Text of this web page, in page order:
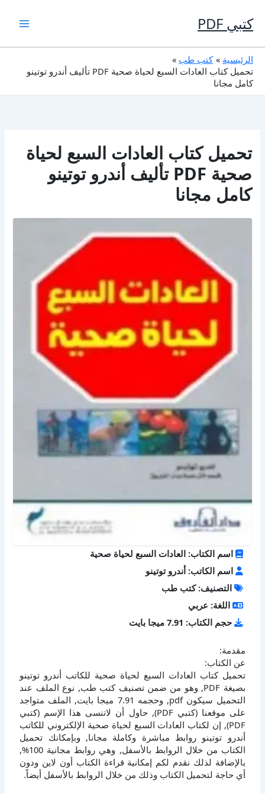
إلى
المحتوى
كتبي PDF
الرئيسية
كتب طب
تحميل كتاب العادات السبع لحياة صحية PDF تأليف أندرو توتينو
كامل مجانا
تحميل كتاب العادات السبع لحياة
صحية PDF تأليف أندرو توتينو
كامل مجانا
اسم الكتاب: العادات السبع لحياة صحية
اسم الكاتب: أندرو توتينو
التصنيف: كتب طب
اللغة: عربي
حجم الكتاب: 7.91 ميجا بايت
مقدمة:
عن الكتاب:
تحميل كتاب العادات السبع لحياة صحية للكاتب أندرو توتينو
بصيغة PDF, وهو من ضمن تصنيف كتب طب, نوع الملف عند
التحميل سيكون pdf, وحجمه 7.91 ميجا بايت, الملف متواجد
على موقعنا (كتبي PDF), حاول أن لاتنسى هذا الإسم (كتبي
PDF), إن لكتاب العادات السبع لحياة صحية الإلكتروني للكاتب
أندرو توتينو روابط مباشرة وكاملة مجانا, وبإمكانك تحميل
الكتاب من خلال الروابط بالأسفل, وهي روابط مجانية 100%,
بالإضافة لذلك نقدم لكم إمكانية قراءة الكتاب أون لاين ودون
أي حاجة لتحميل الكتاب وذلك من خلال الروابط بالأسفل أيضاً.